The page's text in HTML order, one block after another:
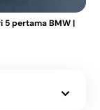
5 pertama BMW |